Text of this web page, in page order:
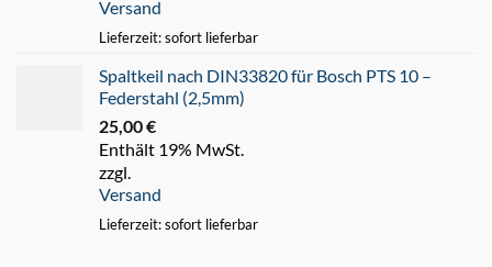
Versand
Lieferzeit: sofort lieferbar
Spaltkeil nach DIN33820 für Bosch PTS 10 –
Federstahl (2,5mm)
25,00€
Enthält 19% MwSt.
zzgl.
Versand
Lieferzeit: sofort lieferbar